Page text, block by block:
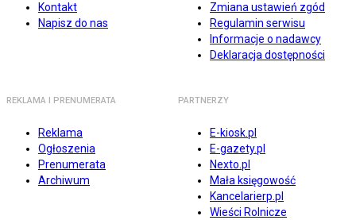
Kontakt
Napisz do nas
Zmiana ustawień zgód
Regulamin serwisu
Informacje o nadawcy
Deklaracja dostępności
REKLAMA I PRENUMERATA
Reklama
Ogłoszenia
Prenumerata
Archiwum
PARTNERZY
E-kiosk.pl
E-gazety.pl
Nexto.pl
Mała księgowość
Kancelarierp.pl
Wieści Rolnicze